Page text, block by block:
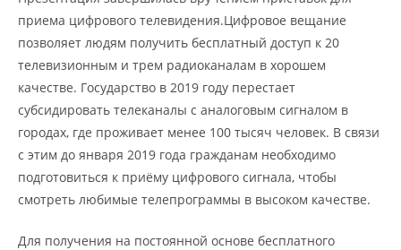
приема цифрового телевидения.Цифровое вещание
позволяет людям получить бесплатный доступ к 20
телевизионным и трем радиоканалам в хорошем
качестве. Государство в 2019 году перестает
субсидировать телеканалы с аналоговым сигналом в
городах, где проживает менее 100 тысяч человек. В связи
с этим до января 2019 года гражданам необходимо
подготовиться к приёму цифрового сигнала, чтобы
смотреть любимые телепрограммы в высоком качестве.
Для получения на постоянной основе бесплатного